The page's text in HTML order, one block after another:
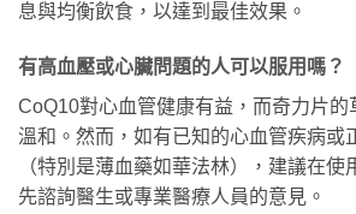
息與均衡飲食，以達到最佳效果。
有高血壓或心臟問題的人可以服用嗎？
CoQ10對心血管健康有益，而奇力片的
溫和。然而，如有已知的心血管疾病或
（特別是薄血藥如華法林），建議在使
先諮詢醫生或專業醫療人員的意見。